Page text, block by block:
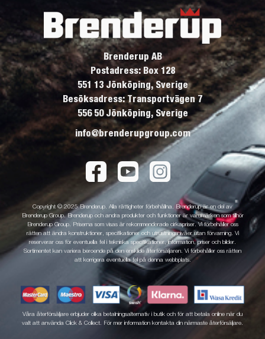
Brenderup AB
Postadress: Box 128
551 13 Jönköping, Sverige
Besöksadress: Transportvägen 7
556 50 Jönköping, Sverige
info@brenderupgroup.com
Copyright © 2025 Brenderup. Alla rättigheter förbehållna. Brenderup är en del av
Brenderup Group. Brenderup och andra produkter och funktioner är varumärken som tillhör
Brenderup Group. Priserna som visas är rekommenderade cirkapriser. Vi förbehåller oss
rätten att ändra konstruktioner, specifikationer och utrustningsnivåer utan förvarning. Vi
reserverar oss för eventuella fel i tekniska specifikationer, information, priser och bilder.
Sortimentet kan variera beroende på den enskilde återförsäljaren. Vi förbehåller oss rätten
att korrigera eventuella fel på denna webbplats.
Våra återförsäljare erbjuder olika betalningsalternativ i butik och för att betala online när du
valt att använda Click & Collect. För mer information kontakta din närmaste återförsäljare.